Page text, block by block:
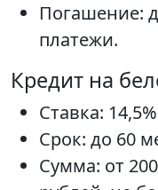
Погашение:
платежи.
Кредит на
Ставка:
Срок: до 60
Сумма: от